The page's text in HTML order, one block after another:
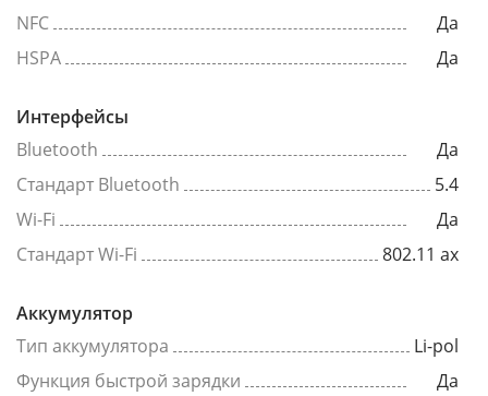
NFC
Да
HSPA
Да
Интерфейсы
Bluetooth
Да
Стандарт Bluetooth
5.4
Wi-Fi
Да
Стандарт Wi-Fi
802.11 ax
Аккумулятор
Тип аккумулятора
Li-pol
Функция быстрой зарядки
Да